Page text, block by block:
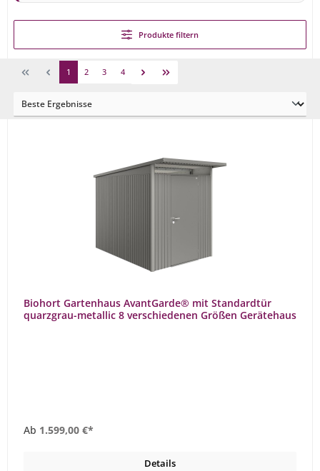
Produkte filtern
1 2 3 4
Biohort Gartenhaus AvantGarde® mit Standardtür
quarzgrau-metallic 8 verschiedenen Größen Gerätehaus
Ab 1.599,00 €*
Details